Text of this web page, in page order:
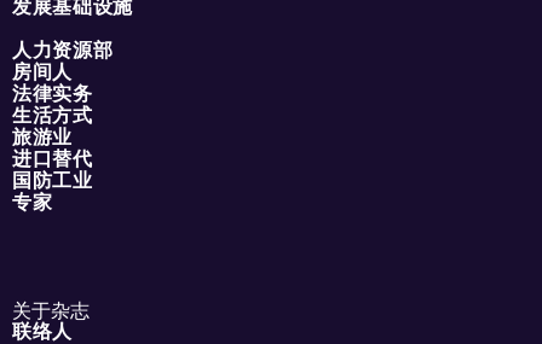
发展基础设施
人力资源部
房间人
法律实务
生活方式
旅游业
进口替代
国防工业
专家
关于杂志
联络人